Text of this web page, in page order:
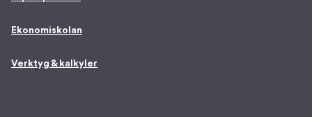
Ekonomiskolan
Verktyg & kalkyler